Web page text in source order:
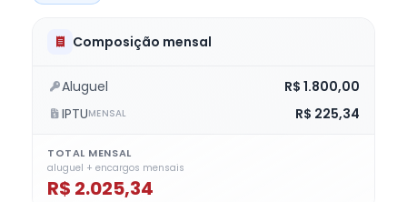
Composição mensal
Aluguel
R$ 1.800,00
IPTUMENSAL R$ 225,34
TOTAL MENSAL
aluguel + encargos mensais
R$ 2.025,34